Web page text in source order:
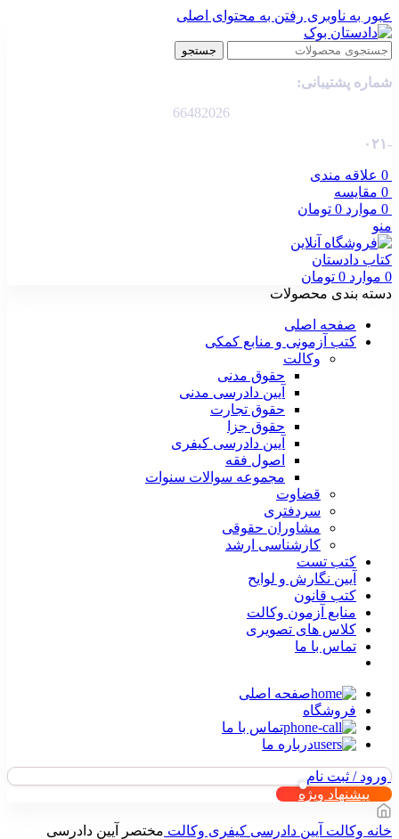
عبور به ناوبری رفتن به محتوای اصلی
جستجو
شماره پشتیبانی:
66482026
-۰۲۱
0 علاقه مندی
0 مقایسه
0 موارد 0 تومان
منو
0 موارد 0 تومان
دسته بندی محصولات
صفحه اصلی
کتب آزمونی و منابع کمکی
وکالت
حقوق مدنی
آیین دادرسی مدنی
حقوق تجارت
حقوق جزا
آیین دادرسی کیفری
اصول فقه
مجموعه سوالات سنوات
قضاوت
سردفتری
مشاوران حقوقی
کارشناسی ارشد
کتب تست
آیین نگارش و لوایح
کتب قانون
منابع آزمون وکالت
کلاس های تصویری
تماس با ما
صفحه اصلی
فروشگاه
تماس با ما
درباره ما
ورود / ثبت نام
پیشنهاد ویژه
خانه وکالت آیین دادرسی کیفری وکالت مختصر آیین دادرسی